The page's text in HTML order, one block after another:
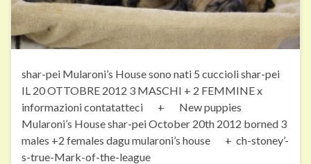
shar-pei Mularoni’s House sono nati 5 cuccioli shar-pei
IL 20 OTTOBRE 2012 3 MASCHI + 2 FEMMINE x
informazioni contatatteci + New puppies
Mularoni’s House shar-pei October 20th 2012 borned 3
males +2 females dagu mularoni’s house + ch-stoney’-
s-true-Mark-of-the-league